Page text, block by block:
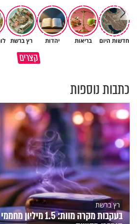
חדשות היום בריאות יהדות רץ ברשת
קצרים
פעם אחת אמרו לך לא וכבר אתה
כתבות נוספות
רץ ברשת
בעקבות מקרה מוות: 1.5